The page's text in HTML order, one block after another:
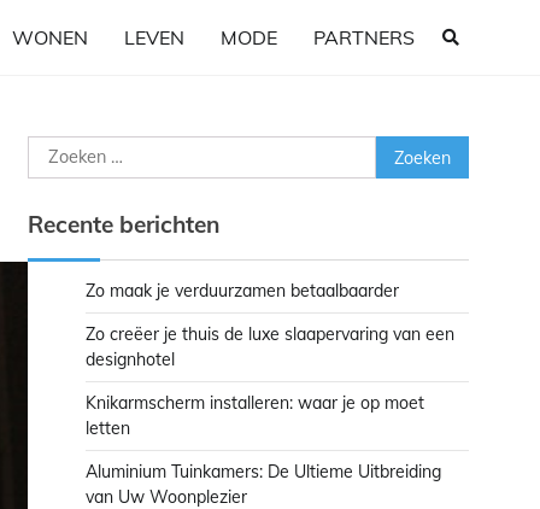
WONEN LEVEN MODE PARTNERS
Zoeken
naar:
Recente berichten
Zo maak je verduurzamen betaalbaarder
Zo creëer je thuis de luxe slaapervaring van een
designhotel
Knikarmscherm installeren: waar je op moet
letten
Aluminium Tuinkamers: De Ultieme Uitbreiding
van Uw Woonplezier